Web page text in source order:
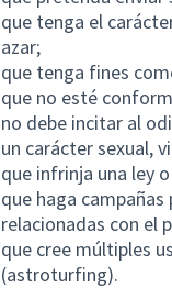
que tenga el
azar;
que tenga fines
que no esté
no debe incitar al
un carácter sexual,
que infrinja una ley
que haga
relacionadas con el
que cree múltiples
(astroturfing).